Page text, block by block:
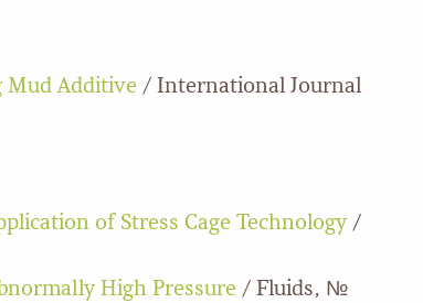
Mud Additive / International Journal
of Stress Cage Technology/
High Pressure / Fluids, №